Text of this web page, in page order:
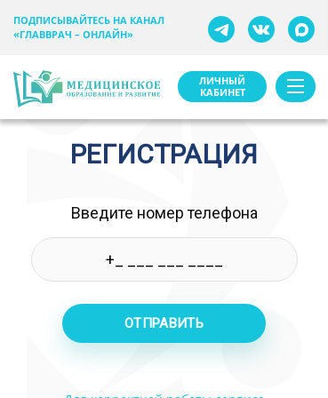
ПОДПИСЫВАЙТЕСЬ НА КАНАЛ
«ГЛАВВРАЧ – ОНЛАЙН»
ЛИЧНЫЙ
КАБИНЕТ
РЕГИСТРАЦИЯ
Введите номер телефона
ОТПРАВИТЬ